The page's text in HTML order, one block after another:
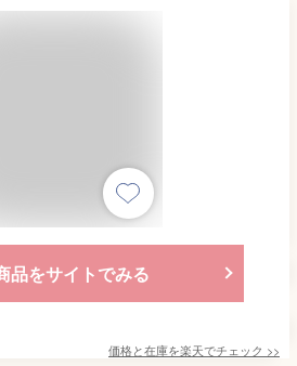
品をサイトでみる
価格と在庫を楽天でチェック >>